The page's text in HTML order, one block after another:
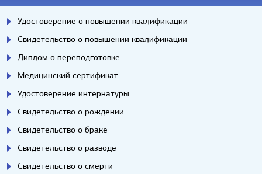
Удостоверение о повышении квалификации
Свидетельство о повышении квалификации
Диплом о переподготовке
Медицинский сертификат
Удостоверение интернатуры
Свидетельство о рождении
Свидетельство о браке
Свидетельство о разводе
Свидетельство о смерти